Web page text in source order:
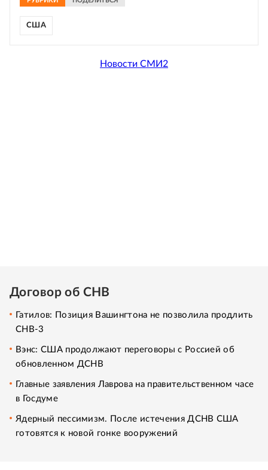
США
Новости СМИ2
Договор об СНВ
Гатилов: Позиция Вашингтона не позволила продлить
СНВ-3
Вэнс: США продолжают переговоры с Россией об
обновленном ДСНВ
Главные заявления Лаврова на правительственном часе
в Госдуме
Ядерный пессимизм. После истечения ДСНВ США
готовятся к новой гонке вооружений